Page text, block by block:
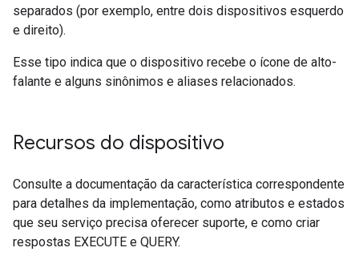
separados (por exemplo, entre dois dispositivos esquerdo
e direito).
Esse tipo indica que o dispositivo recebe o ícone de alto-
falante e alguns sinônimos e aliases relacionados.
Recursos do dispositivo
Consulte a documentação da característica correspondente
para detalhes da implementação, como atributos e estados
que seu serviço precisa oferecer suporte, e como criar
respostas EXECUTE e QUERY.